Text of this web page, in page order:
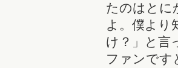
たのはとに
よ。僕より
け？」と言
ファンです